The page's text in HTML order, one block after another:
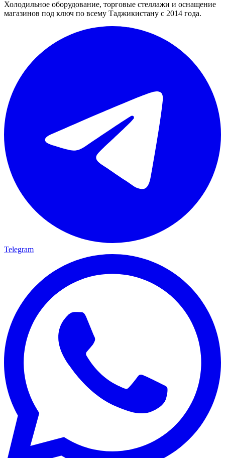
Холодильное оборудование, торговые стеллажи и оснащение
магазинов под ключ по всему Таджикистану с 2014 года.
Telegram